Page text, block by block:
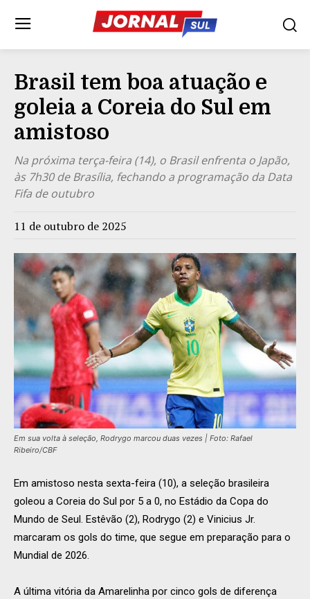
Brasil tem boa atuação e
goleia a Coreia do Sul em
amistoso
Na próxima terça-feira (14), o Brasil enfrenta o Japão,
às 7h30 de Brasília, fechando a programação da Data
Fifa de outubro
11 de outubro de 2025
Em sua volta à seleção, Rodrygo marcou duas vezes | Foto: Rafael
Ribeiro/CBF
Em amistoso nesta sexta-feira (10), a seleção brasileira
goleou a Coreia do Sul por 5 a 0, no Estádio da Copa do
Mundo de Seul. Estêvão (2), Rodrygo (2) e Vinicius Jr.
marcaram os gols do time, que segue em preparação para o
Mundial de 2026.
A última vitória da Amarelinha por cinco gols de diferença